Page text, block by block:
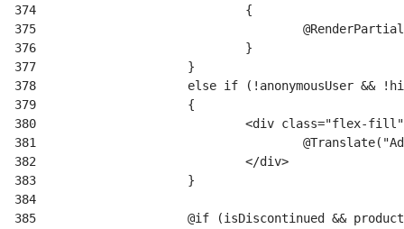
374
375
376
377
378
379
380
<div class="flex-
381
382
383
384
385